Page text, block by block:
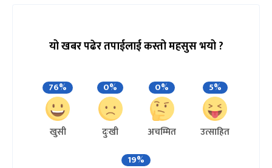
यो खबर पढेर तपाईलाई कस्तो महसुस भयो ?
76%
खुसी
0%
दुःखी
0%
अचम्मित
5%
उत्साहित
19%